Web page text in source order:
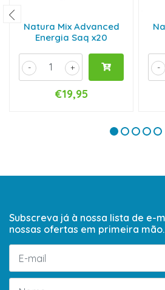
Natura Mix Advanced
Energia Saq x20
+
-
€19,95
-
Subscreva já à nossa lista de e-
nossas ofertas em primeira mão.